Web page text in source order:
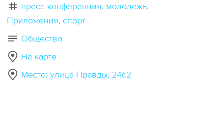
пресс-конференция молодежь
Приложения спорт
Общество
На карте
Место: улица Правды, 24с2